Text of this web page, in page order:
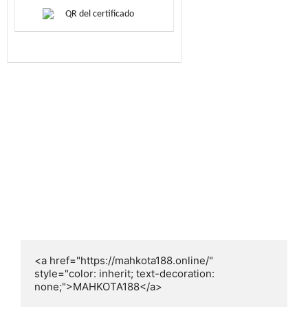
<a href="https://mahkota188.online/"
style="color: inherit; text-decoration:
none;">MAHKOTA188</a>